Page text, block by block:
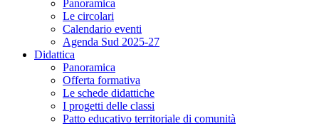
Panoramica
Le circolari
Calendario eventi
Agenda Sud 2025-27
Didattica
Panoramica
Offerta formativa
Le schede didattiche
I progetti delle classi
Patto educativo territoriale di comunità